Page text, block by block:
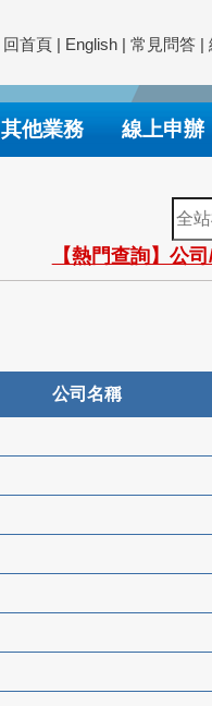
回首頁 | English | 常見問答 |
其他業務 線上申辦
全
站
檢
索
【熱門查詢】公
公司名稱